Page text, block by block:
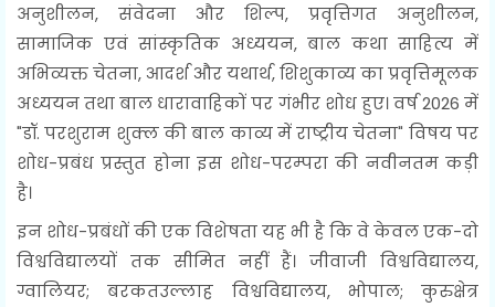
अनुशीलन, संवेदना और शिल्प, प्रवृत्तिगत अनुशीलन,
सामाजिक एवं सांस्कृतिक अध्ययन, बाल कथा साहित्य में
अभिव्यक्त चेतना, आदर्श और यथार्थ, शिशुकाव्य का प्रवृत्तिमूलक
अध्ययन तथा बाल धारावाहिकों पर गंभीर शोध हुए। वर्ष 2026 में
"डॉ. परशुराम शुक्ल की बाल काव्य में राष्ट्रीय चेतना" विषय पर
शोध-प्रबंध प्रस्तुत होना इस शोध-परम्परा की नवीनतम कड़ी
है।
इन शोध-प्रबंधों की एक विशेषता यह भी है कि वे केवल एक-दो
विश्वविद्यालयों तक सीमित नहीं हैं। जीवाजी विश्वविद्यालय,
ग्वालियर; बरकतउल्लाह विश्वविद्यालय, भोपाल; कुरुक्षेत्र